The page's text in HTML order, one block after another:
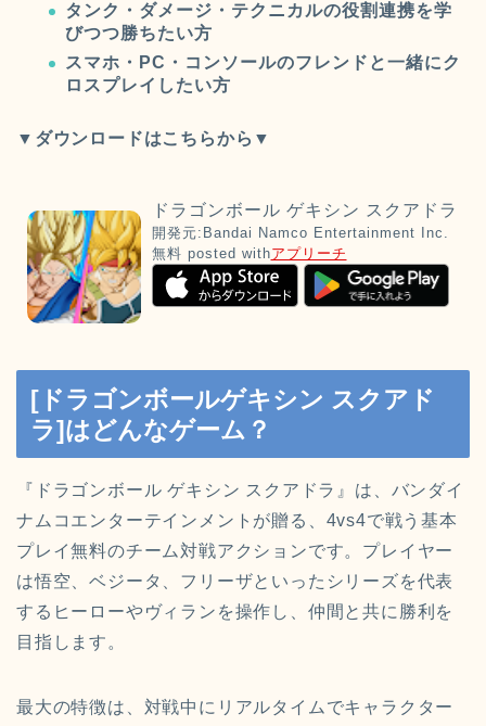
タンク・ダメージ・テクニカルの役割連携を学
びつつ勝ちたい方
スマホ・PC・コンソールのフレンドと一緒にク
ロスプレイしたい方
▼ダウンロードはこちらから▼
ドラゴンボール ゲキシン スクアドラ
開発元: Bandai Namco Entertainment Inc.
無料 posted withアプリーチ
[ドラゴンボールゲキシン スクアド
ラ]はどんなゲーム？
『ドラゴンボール ゲキシン スクアドラ』は、バンダイ
ナムコエンターテインメントが贈る、4vs4で戦う基本
プレイ無料のチーム対戦アクションです。プレイヤー
は悟空、ベジータ、フリーザといったシリーズを代表
するヒーローやヴィランを操作し、仲間と共に勝利を
目指します。
最大の特徴は、対戦中にリアルタイムでキャラクター